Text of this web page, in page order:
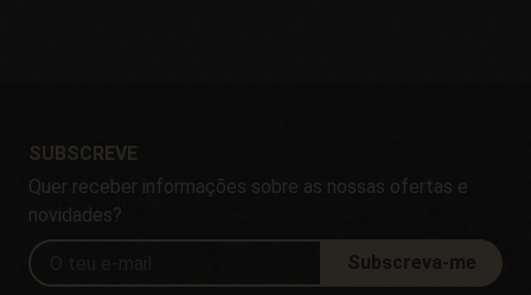
SUBSCREVE
Quer receber informações sobre as nossas ofertas e
novidades?
Subscreva-me